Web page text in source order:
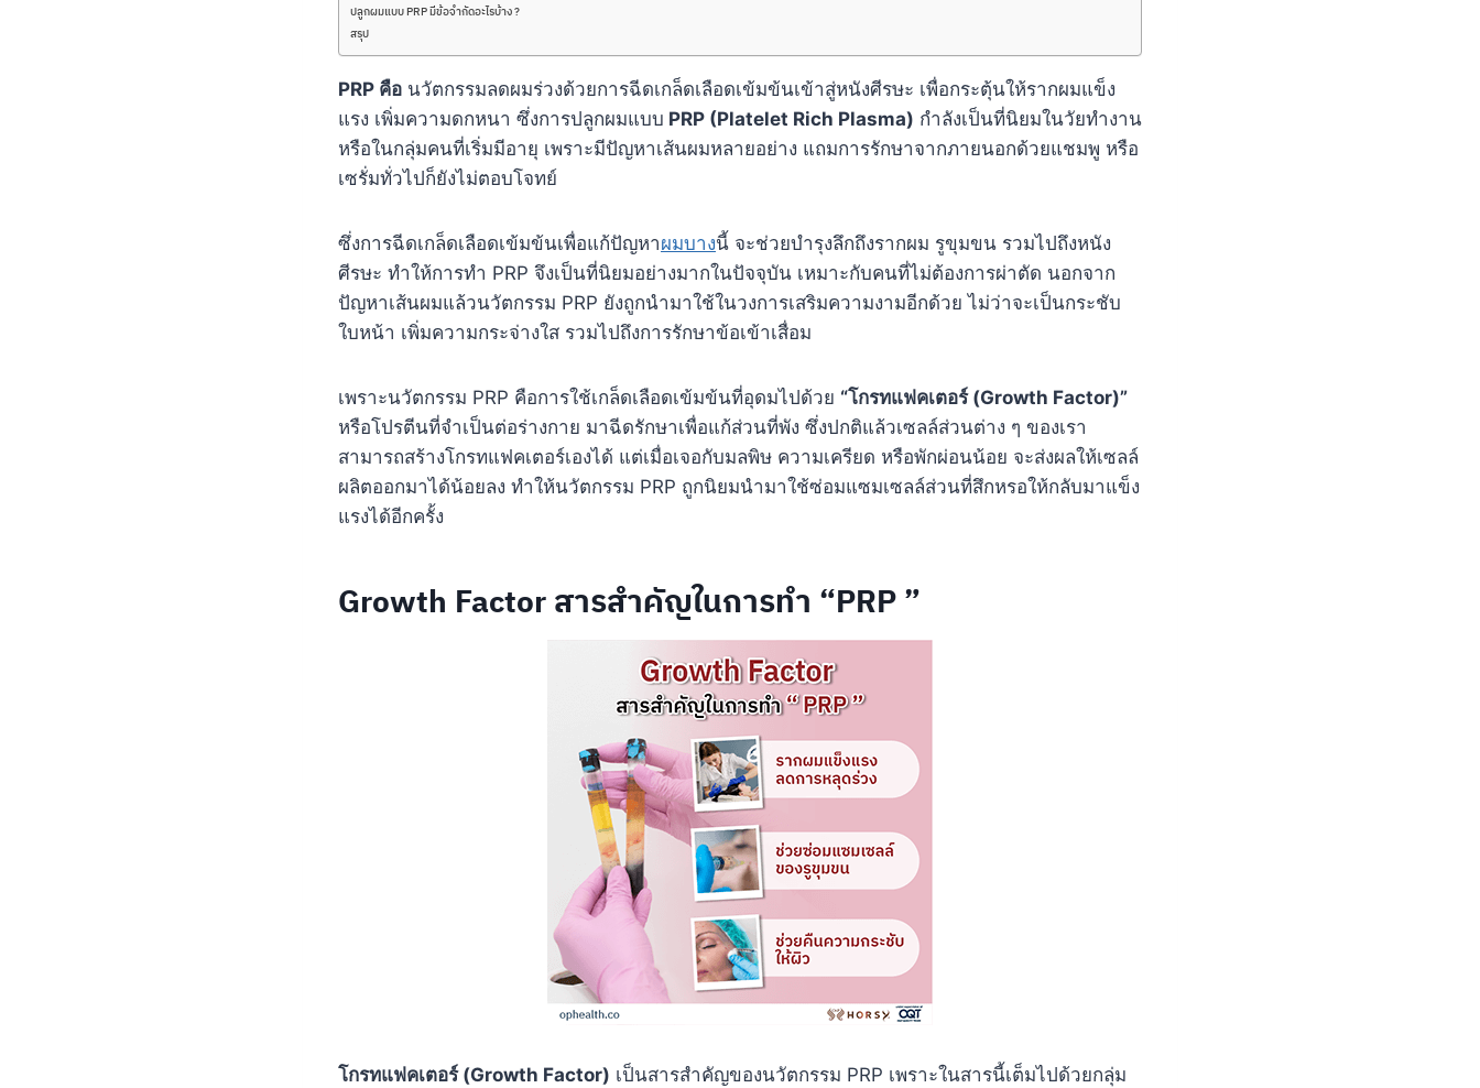
ปลูกผมแบบ PRP มีข้อจำกัดอะไรบ้าง ?
สรุป
PRP คือ นวัตกรรมลดผมร่วงด้วยการฉีดเกล็ดเลือดเข้มข้นเข้าสู่หนังศีรษะ เพื่อกระตุ้นให้รากผมแข็ง
แรง เพิ่มความดกหนา ซึ่งการปลูกผมแบบ PRP (Platelet Rich Plasma) กำลังเป็นที่นิยมในวัยทำงาน
หรือในกลุ่มคนที่เริ่มมีอายุ เพราะมีปัญหาเส้นผมหลายอย่าง แถมการรักษาจากภายนอกด้วยแชมพู หรือ
เซรั่มทั่วไปก็ยังไม่ตอบโจทย์
ซึ่งการฉีดเกล็ดเลือดเข้มข้นเพื่อแก้ปัญหาผมบางนี้ จะช่วยบำรุงลึกถึงรากผม รูขุมขน รวมไปถึงหนัง
ศีรษะ ทำให้การทำ PRP จึงเป็นที่นิยมอย่างมากในปัจจุบัน เหมาะกับคนที่ไม่ต้องการผ่าตัด นอกจาก
ปัญหาเส้นผมแล้วนวัตกรรม PRP ยังถูกนำมาใช้ในวงการเสริมความงามอีกด้วย ไม่ว่าจะเป็นกระชับ
ใบหน้า เพิ่มความกระจ่างใส รวมไปถึงการรักษาข้อเข้าเสื่อม
เพราะนวัตกรรม PRP คือการใช้เกล็ดเลือดเข้มข้นที่อุดมไปด้วย “โกรทแฟคเตอร์ (Growth Factor)”
หรือโปรตีนที่จำเป็นต่อร่างกาย มาฉีดรักษาเพื่อแก้ส่วนที่พัง ซึ่งปกติแล้วเซลล์ส่วนต่าง ๆ ของเรา
สามารถสร้างโกรทแฟคเตอร์เองได้ แต่เมื่อเจอกับมลพิษ ความเครียด หรือพักผ่อนน้อย จะส่งผลให้เซลล์
ผลิตออกมาได้น้อยลง ทำให้นวัตกรรม PRP ถูกนิยมนำมาใช้ซ่อมแซมเซลล์ส่วนที่สึกหรอให้กลับมาแข็ง
แรงได้อีกครั้ง
Growth Factor สารสำคัญในการทำ “PRP ”
โกรทแฟคเตอร์ (Growth Factor) เป็นสารสำคัญของนวัตกรรม PRP เพราะในสารนี้เต็มไปด้วยกลุ่ม